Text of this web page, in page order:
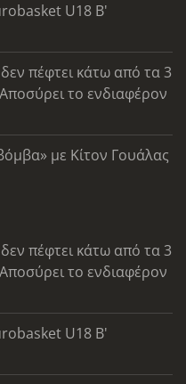
U18 Β'
πέφτει κάτω από τα 3
το ενδιαφέρον
με Κίτον Γουάλας
πέφτει κάτω από τα 3
το ενδιαφέρον
U18 Β'